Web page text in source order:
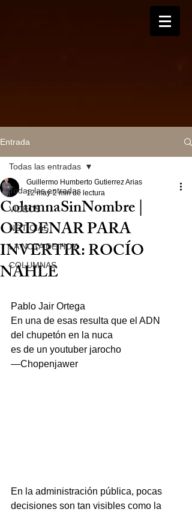
Entrada
Todas las entradas
VIDEOS
NOTICIAS
LA NOTA DE HOY
COLUMNAS
Todas las entradas
ColumnaSinNombre |
ORDENAR PARA
INVERTIR: ROCÍO
NAHLE
Guillermo Humberto Gutierrez Arias
12 may 2 min de lectura
Pablo Jair Ortega
En una de esas resulta que el ADN
del chupetón en la nuca
es de un youtuber jarocho
—Chopenjawer
En la administración pública, pocas
decisiones son tan visibles como la